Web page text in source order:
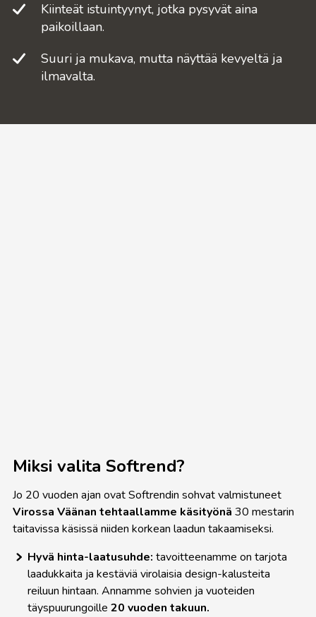
Kiinteät istuintyynyt, jotka pysyvät aina
paikoillaan.
Suuri ja mukava, mutta näyttää kevyeltä ja
ilmavalta.
Miksi valita Softrend?
Jo 20 vuoden ajan ovat Softrendin sohvat valmistuneet
Virossa Väänan tehtaallamme käsityönä 30 mestarin
taitavissa käsissä niiden korkean laadun takaamiseksi.
Hyvä hinta-laatusuhde: tavoitteenamme on tarjota
laadukkaita ja kestäviä virolaisia design-kalusteita
reiluun hintaan. Annamme sohvien ja vuoteiden
täyspuurungoille 20 vuoden takuun.